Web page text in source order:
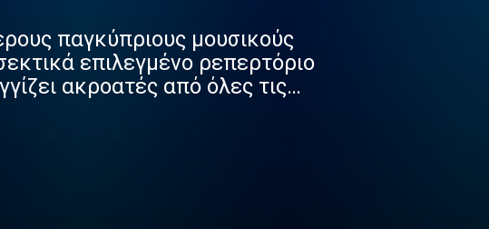
παγκύπριους μουσικούς
επιλεγμένο ρεπερτόριο
ακροατές από όλες τις
μουσικών παραγωγών,